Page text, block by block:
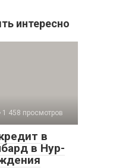
интересно
1 458 просмотров
в
в Нур-